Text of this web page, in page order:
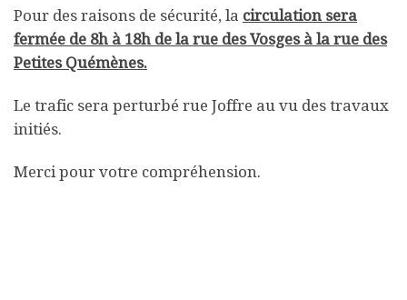
Pour des raisons de sécurité, la circulation sera
fermée de 8h à 18h de la rue des Vosges à la rue des
Petites Quémènes.
Le trafic sera perturbé rue Joffre au vu des travaux
initiés.
Merci pour votre compréhension.